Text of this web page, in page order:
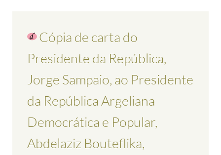
Cópia de carta do
Presidente da República,
Jorge Sampaio, ao Presidente
da República Argeliana
Democrática e Popular,
Abdelaziz Bouteflika,